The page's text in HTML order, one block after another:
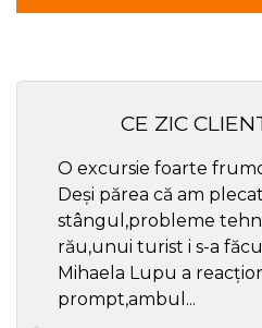
CE ZIC
O excursie foarte
Deși părea că am
stângul,probleme
rău,unui turist i s-a
Mihaela Lupu a
prompt,ambul...